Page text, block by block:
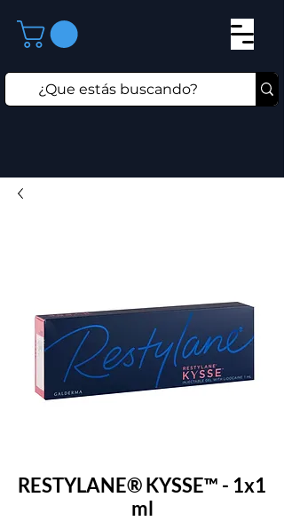
RESTYLANE® KYSSE™ - 1x1
ml